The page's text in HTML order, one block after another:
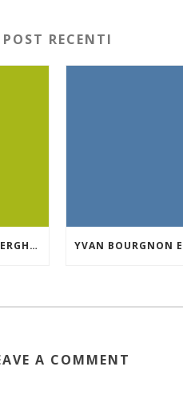
POST RECENTI
”L’ANIMA DEI GRANDI ALBERGHI DI MARE E DEI LAGHI.” VILLA D’ESTE SUL LAGO DI COMO
A COMMENT